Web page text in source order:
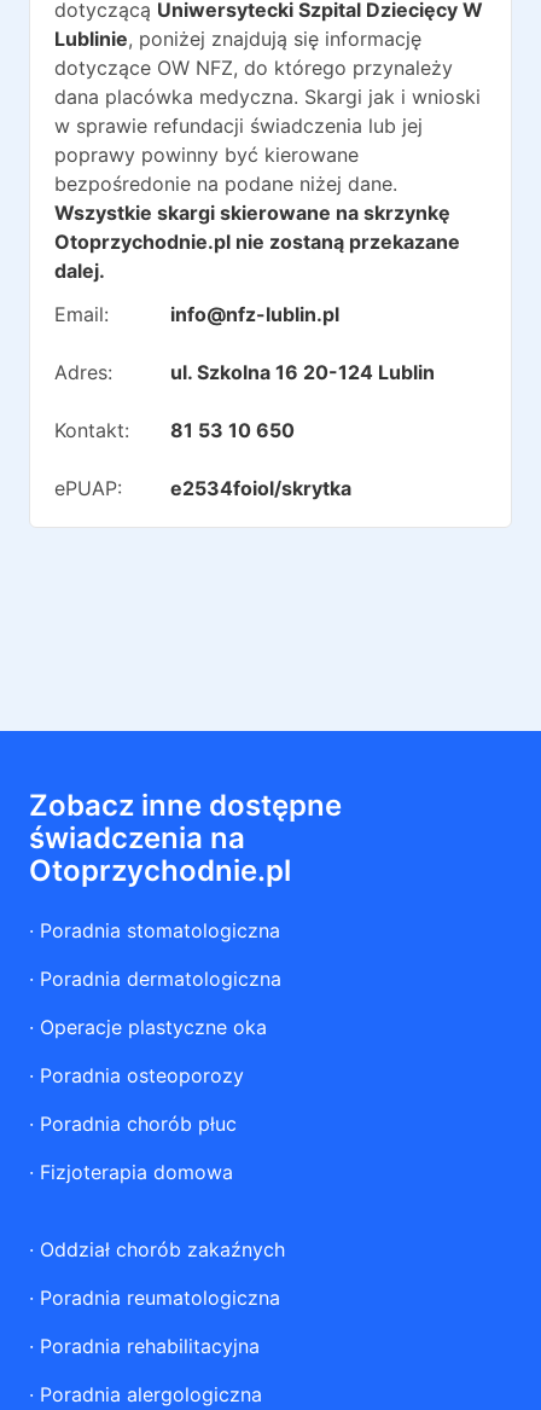
dotyczącą Uniwersytecki Szpital Dziecięcy W
Lublinie, poniżej znajdują się informację
dotyczące OW NFZ, do którego przynależy
dana placówka medyczna. Skargi jak i wnioski
w sprawie refundacji świadczenia lub jej
poprawy powinny być kierowane
bezpośredonie na podane niżej dane.
Wszystkie skargi skierowane na skrzynkę
Otoprzychodnie.pl nie zostaną przekazane
dalej.
Email:
info@nfz-lublin.pl
Adres: ul. Szkolna 16 20-124 Lublin
Kontakt: 81 53 10 650
ePUAP: e2534foiol/skrytka
Zobacz inne dostępne
świadczenia na
Otoprzychodnie.pl
· Poradnia stomatologiczna
· Poradnia dermatologiczna
· Operacje plastyczne oka
· Poradnia osteoporozy
· Poradnia chorób płuc
· Fizjoterapia domowa
· Oddział chorób zakaźnych
· Poradnia reumatologiczna
· Poradnia rehabilitacyjna
· Poradnia alergologiczna